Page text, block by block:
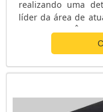
realizando uma
líder da área de
DE
chave de
inovadora, acha
Eletrônicos. Na